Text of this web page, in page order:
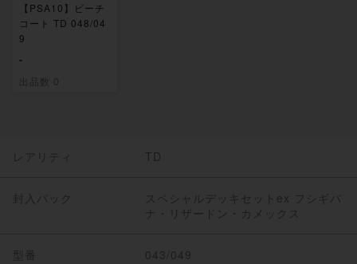
【PSA10】ビーチ
コート TD 048/04
9
-
出品数 0
レアリティ TD
封入パック
スペシャルデッキセットex フシギバ
ナ・リザードン・カメックス
型番 043/049